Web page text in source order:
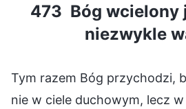
473 Bóg wcielony
niezwykle
Tym razem Bóg przychodzi,
nie w ciele duchowym, lecz